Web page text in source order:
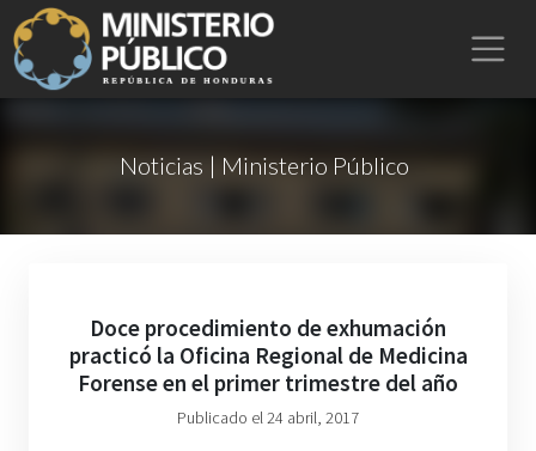
Noticias | Ministerio Público
Doce procedimiento de exhumación
practicó la Oficina Regional de Medicina
Forense en el primer trimestre del año
Publicado el 24 abril, 2017